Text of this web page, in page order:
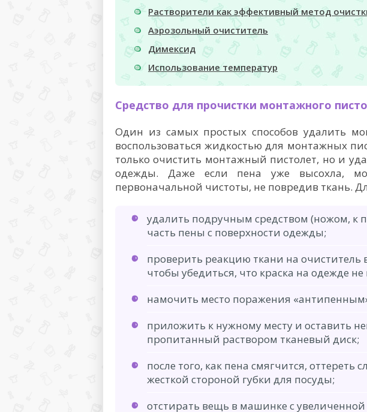
Растворители как эффективный метод
Аэрозольный очиститель
Димексид
Использование температур
Средство для прочистки монтажного
Один из самых простых способов удалить
воспользоваться жидкостью для монтажных
только очистить монтажный пистолет, но и
одежды. Даже если пена уже высохла,
первоначальной чистоты, не повредив ткань.
удалить подручным средством (ножом, к
часть пены с поверхности одежды;
проверить реакцию ткани на очиститель
чтобы убедиться, что краска на одежде не
намочить место поражения
приложить к нужному месту и оставить
пропитанный раствором тканевый диск;
после того, как пена смягчится, оттереть
жесткой стороной губки для посуды;
отстирать вещь в машинке с увеличенной